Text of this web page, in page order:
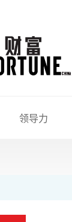
领导力